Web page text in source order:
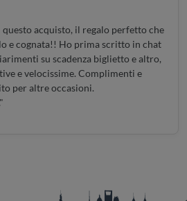
acquisto, il regalo perfetto che
e cognata!! Ho prima scritto in chat
su scadenza biglietto e altro,
e velocissime. Complimenti e
per altre occasioni.